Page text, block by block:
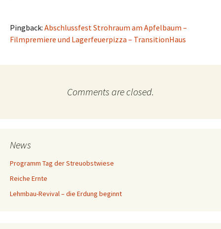
Pingback: Abschlussfest Strohraum am Apfelbaum –
Filmpremiere und Lagerfeuerpizza – TransitionHaus
Comments are closed.
News
Programm Tag der Streuobstwiese
Reiche Ernte
Lehmbau-Revival – die Erdung beginnt